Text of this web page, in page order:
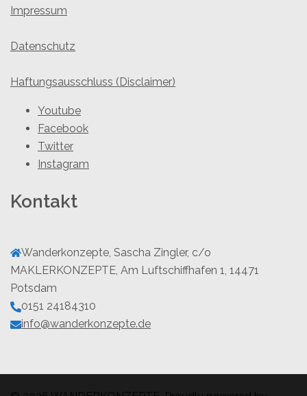
Impressum
Datenschutz
Haftungsausschluss (Disclaimer)
Youtube
Facebook
Twitter
Instagram
Kontakt
Wanderkonzepte, Sascha Zingler, c/o
MAKLERKONZEPTE, Am Luftschiffhafen 1, 14471
Potsdam
0151 24184310
info@wanderkonzepte.de